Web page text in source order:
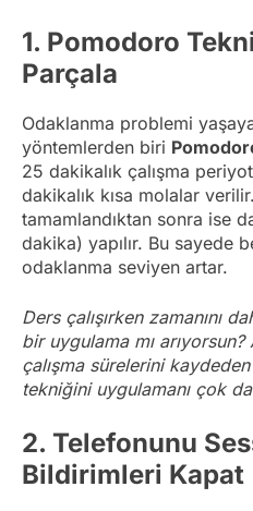
1. Pomodoro
Parçala
Odaklanma problemi
yöntemlerden biri
25 dakikalık çalışma
dakikalık kısa molalar
tamamlandıktan sonra ise
dakika) yapılır. Bu sayede
odaklanma seviyen artar.
Ders çalışırken zamanını
bir uygulama mı arıyorsun?
çalışma sürelerini kaydeden
tekniğini uygulamanı çok
2. Telefonunu
Bildirimleri Kapat